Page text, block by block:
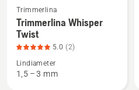
Se
mer
information
om
Trimmerlina
Whisper
Trimmerlina
Trimmerlina Whisper
Twist
5.0 (2)
Lindiameter
1,5 – 3 mm